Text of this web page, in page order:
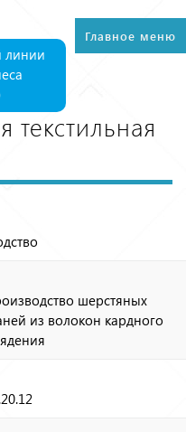
Главное меню
линии
шерстяных
из волокон кардного